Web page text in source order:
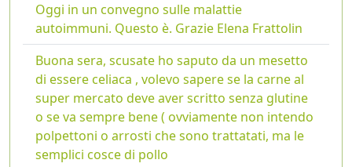
Oggi in un convegno sulle malattie
autoimmuni. Questo è. Grazie Elena Frattolin
Buona sera, scusate ho saputo da un mesetto
di essere celiaca , volevo sapere se la carne al
super mercato deve aver scritto senza glutine
o se va sempre bene ( ovviamente non intendo
polpettoni o arrosti che sono trattatati, ma le
semplici cosce di pollo